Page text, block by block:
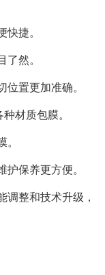
捷。
然。
置更加准确。
材质包膜。
保养更方便。
整和技术升级，